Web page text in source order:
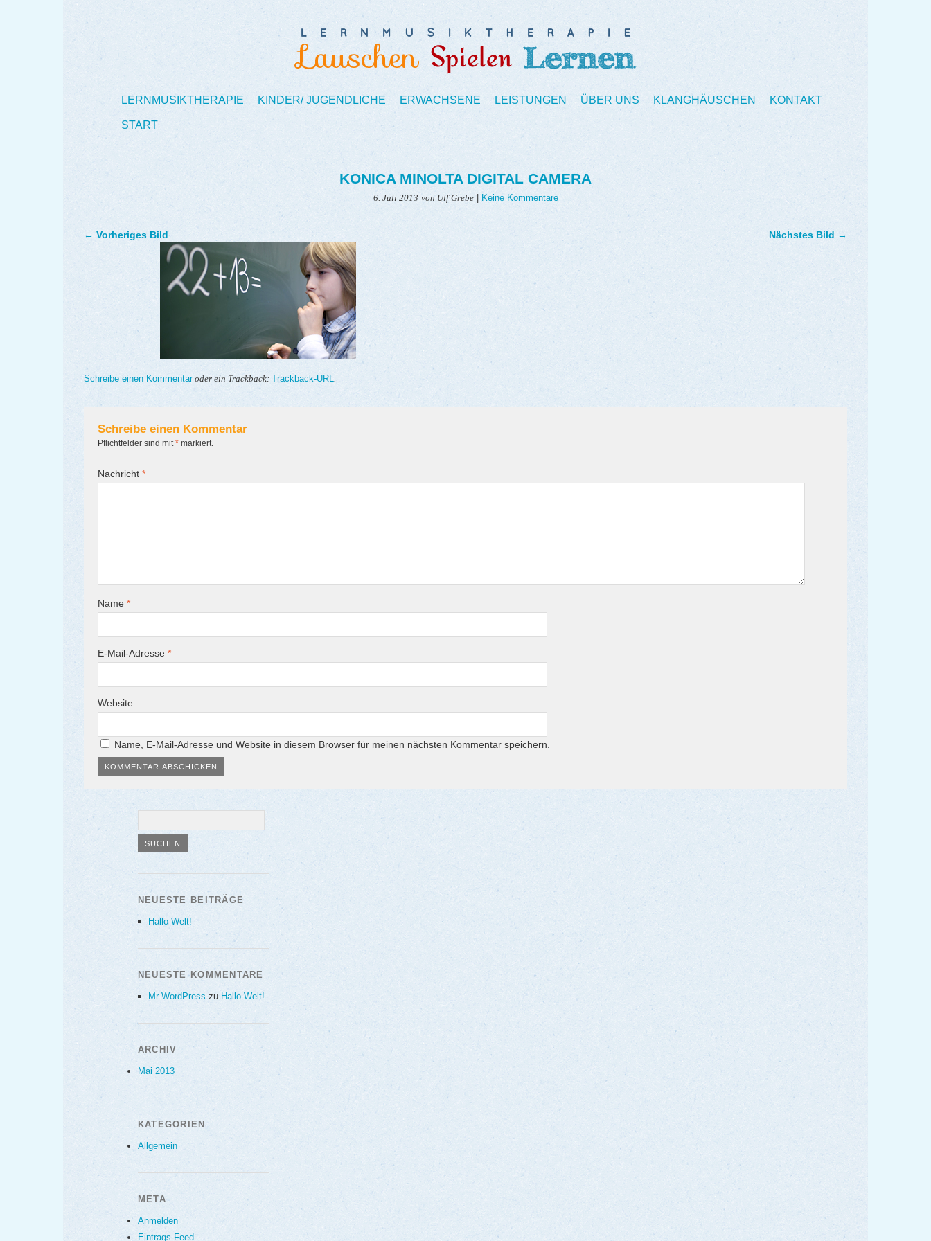
LERNMUSIKTHERAPIE KINDER/ JUGENDLICHE ERWACHSENE LEISTUNGEN ÜBER UNS KLANGHÄUSCHEN KONTAKT
START
KONICA MINOLTA DIGITAL CAMERA
6. Juli 2013 von Ulf Grebe| Keine Kommentare
← Vorheriges Bild Nächstes Bild →
Schreibe einen Kommentar oder ein Trackback: Trackback-URL.
Schreibe einen Kommentar
Pflichtfelder sind mit * markiert.
Nachricht *
Name *
E-Mail-Adresse *
Website
Name, E-Mail-Adresse und Website in diesem Browser für meinen nächsten Kommentar speichern.
NEUESTE BEITRÄGE
Hallo Welt!
NEUESTE KOMMENTARE
Mr WordPress zu Hallo Welt!
ARCHIV
Mai 2013
KATEGORIEN
Allgemein
META
Anmelden
Eintrags-Feed